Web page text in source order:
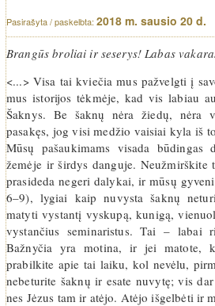
2018 m. sausio 20 d.
Brangūs broliai ir seserys! Labas
<...> Visa tai kviečia mus pažvelgti į
mus istorijos tėkmėje, kad vis labiau
Šaknys. Be šaknų nėra žiedų, nėra
pasakęs, jog visi medžio vaisiai kyla iš
Mūsų pašaukimams visada būdingas
žemėje ir širdys danguje.
prasideda negeri dalykai, ir mūsų
6–9), lygiai kaip nuvysta šaknų
matyti vystantį vyskupą, kunigą,
vystančius seminaristus. Tai – labai
Bažnyčia yra motina, ir jei matote,
prabilkite apie tai laiku, kol nevėlu,
nebeturite šaknų ir esate nuvytę; vis
nes Jėzus tam ir atėjo. Atėjo išgelbėti ir